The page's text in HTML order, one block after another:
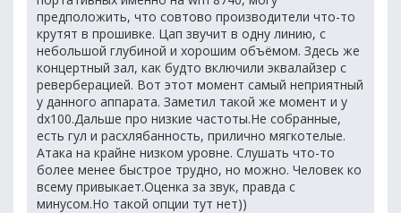
предположить, что совтово производители что-то
крутят в прошивке. Цап звучит в одну линию, с
небольшой глубиной и хорошим объёмом. Здесь же
концертный зал, как будто включили эквалайзер с
реверберацией. Вот этот момент самый неприятный
у данного аппарата. Заметил такой же момент и у
dx100.Дальше про низкие частоты.Не собранные,
есть гул и расхлябанность, прилично мягкотелые.
Атака на крайне низком уровне. Слушать что-то
более менее быстрое трудно, но можно. Человек ко
всему привыкает.Оценка за звук, правда с
минусом.Но такой опции тут нет))